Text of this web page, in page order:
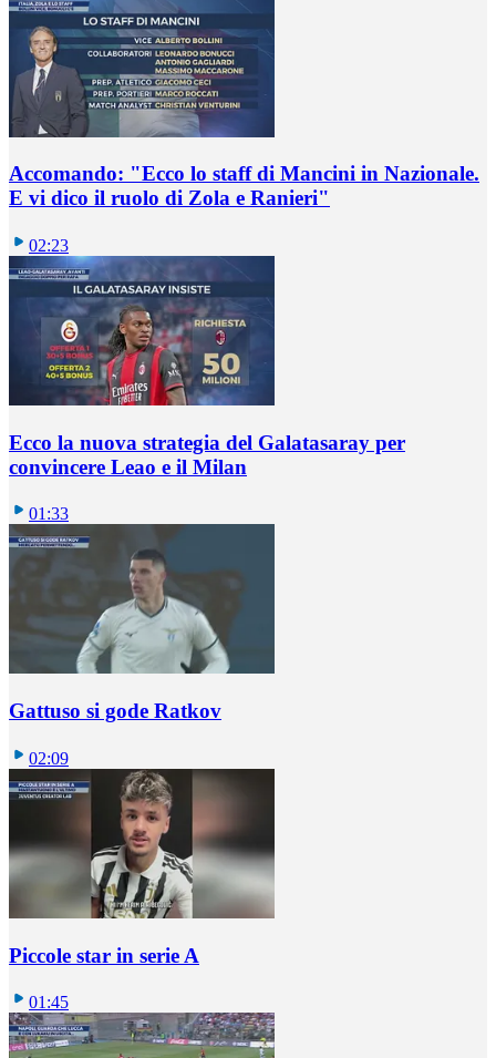
Accomando: "Ecco lo staff di Mancini in Nazionale.
E vi dico il ruolo di Zola e Ranieri"
02:23
Ecco la nuova strategia del Galatasaray per
convincere Leao e il Milan
01:33
Gattuso si gode Ratkov
02:09
Piccole star in serie A
01:45